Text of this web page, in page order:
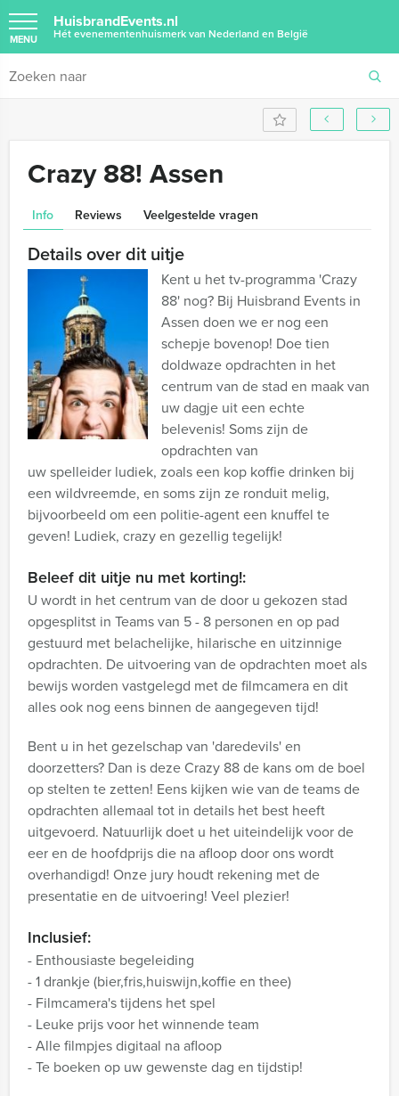
HuisbrandEvents.nl
Hét evenementenhuismerk van Nederland en België
MENU
Crazy 88! Assen
Info Reviews Veelgestelde vragen
Details over dit uitje
Kent u het tv-programma 'Crazy
88' nog? Bij Huisbrand Events in
Assen doen we er nog een
schepje bovenop! Doe tien
doldwaze opdrachten in het
centrum van de stad en maak van
uw dagje uit een echte
belevenis! Soms zijn de
opdrachten van
uw spelleider ludiek, zoals een kop koffie drinken bij
een wildvreemde, en soms zijn ze ronduit melig,
bijvoorbeeld om een politie-agent een knuffel te
geven! Ludiek, crazy en gezellig tegelijk!
Beleef dit uitje nu met korting!:
U wordt in het centrum van de door u gekozen stad
opgesplitst in Teams van 5 - 8 personen en op pad
gestuurd met belachelijke, hilarische en uitzinnige
opdrachten. De uitvoering van de opdrachten moet als
bewijs worden vastgelegd met de filmcamera en dit
alles ook nog eens binnen de aangegeven tijd!
Bent u in het gezelschap van 'daredevils' en
doorzetters? Dan is deze Crazy 88 de kans om de boel
op stelten te zetten! Eens kijken wie van de teams de
opdrachten allemaal tot in details het best heeft
uitgevoerd. Natuurlijk doet u het uiteindelijk voor de
eer en de hoofdprijs die na afloop door ons wordt
overhandigd! Onze jury houdt rekening met de
presentatie en de uitvoering! Veel plezier!
Inclusief:
- Enthousiaste begeleiding
- 1 drankje (bier,fris,huiswijn,koffie en thee)
- Filmcamera's tijdens het spel
- Leuke prijs voor het winnende team
- Alle filmpjes digitaal na afloop
- Te boeken op uw gewenste dag en tijdstip!